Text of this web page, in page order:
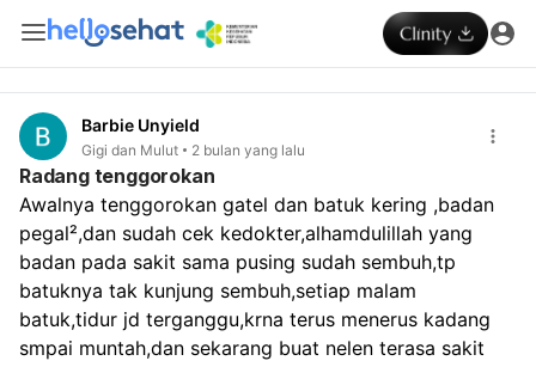
Barbie Unyield
Gigi dan Mulut 2 bulan yang lalu
Radang tenggorokan
Awalnya tenggorokan gatel dan batuk kering ,badan
pegal²,dan sudah cek kedokter,alhamdulillah yang
badan pada sakit sama pusing sudah sembuh,tp
batuknya tak kunjung sembuh,setiap malam
batuk,tidur jd terganggu,krna terus menerus kadang
smpai muntah,dan sekarang buat nelen terasa sakit